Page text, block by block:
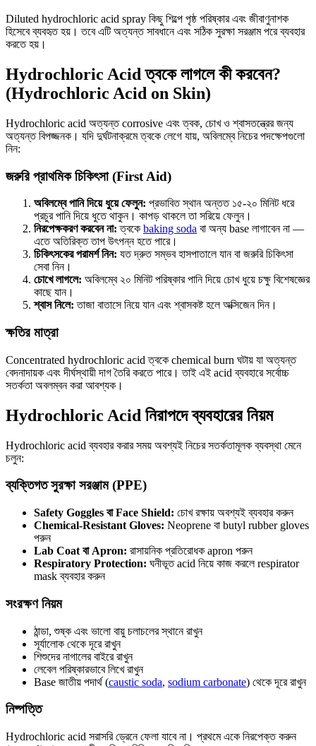
Diluted hydrochloric acid spray কিছু শিল্পে পৃষ্ঠ পরিষ্কার এবং জীবাণুনাশক
হিসেবে ব্যবহৃত হয়। তবে এটি অত্যন্ত সাবধানে এবং সঠিক সুরক্ষা সরঞ্জাম পরে ব্যবহার
করতে হয়।
Hydrochloric Acid ত্বকে লাগলে কী করবেন?
(Hydrochloric Acid on Skin)
Hydrochloric acid অত্যন্ত corrosive এবং ত্বক, চোখ ও শ্বাসতন্ত্রের জন্য
অত্যন্ত বিপজ্জনক। যদি দুর্ঘটনাক্রমে ত্বকে লেগে যায়, অবিলম্বে নিচের পদক্ষেপগুলো
নিন:
জরুরি প্রাথমিক চিকিৎসা (First Aid)
অবিলম্বে পানি দিয়ে ধুয়ে ফেলুন: প্রভাবিত স্থান অন্তত ১৫-২০ মিনিট ধরে
প্রচুর পানি দিয়ে ধুতে থাকুন। কাপড় থাকলে তা সরিয়ে ফেলুন।
নিরপেক্ষকরণ করবেন না: ত্বকে baking soda বা অন্য base লাগাবেন না —
এতে অতিরিক্ত তাপ উৎপন্ন হতে পারে।
চিকিৎসকের পরামর্শ নিন: যত দ্রুত সম্ভব হাসপাতালে যান বা জরুরি চিকিৎসা
সেবা নিন।
চোখে লাগলে: অবিলম্বে ২০ মিনিট পরিষ্কার পানি দিয়ে চোখ ধুয়ে চক্ষু বিশেষজ্ঞের
কাছে যান।
শ্বাস নিলে: তাজা বাতাসে নিয়ে যান এবং শ্বাসকষ্ট হলে অক্সিজেন দিন।
ক্ষতির মাত্রা
Concentrated hydrochloric acid ত্বকে chemical burn ঘটায় যা অত্যন্ত
বেদনাদায়ক এবং দীর্ঘস্থায়ী দাগ তৈরি করতে পারে। তাই এই acid ব্যবহারে সর্বোচ্চ
সতর্কতা অবলম্বন করা আবশ্যক।
Hydrochloric Acid নিরাপদে ব্যবহারের নিয়ম
Hydrochloric acid ব্যবহার করার সময় অবশ্যই নিচের সতর্কতামূলক ব্যবস্থা মেনে
চলুন:
ব্যক্তিগত সুরক্ষা সরঞ্জাম (PPE)
Safety Goggles বা Face Shield: চোখ রক্ষায় অবশ্যই ব্যবহার করুন
Chemical-Resistant Gloves: Neoprene বা butyl rubber gloves
পরুন
Lab Coat বা Apron: রাসায়নিক প্রতিরোধক apron পরুন
Respiratory Protection: ঘনীভূত acid নিয়ে কাজ করলে respirator
mask ব্যবহার করুন
সংরক্ষণ নিয়ম
ঠান্ডা, শুষ্ক এবং ভালো বায়ু চলাচলের স্থানে রাখুন
সূর্যালোক থেকে দূরে রাখুন
শিশুদের নাগালের বাইরে রাখুন
লেবেল পরিষ্কারভাবে লিখে রাখুন
Base জাতীয় পদার্থ (caustic soda, sodium carbonate) থেকে দূরে রাখুন
নিষ্পত্তি
Hydrochloric acid সরাসরি ড্রেনে ফেলা যাবে না। প্রথমে একে নিরপেক্ত করুন